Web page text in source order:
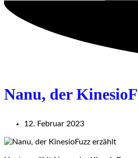
Nanu, der
12. Februar 2023